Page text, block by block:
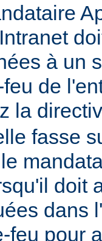
à un
de
la
fasse
doit
dans
feu pour